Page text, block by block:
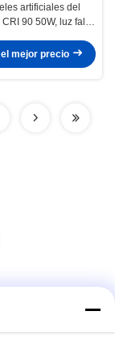
artificiales del
90 50W, luz falsa
mejor precio